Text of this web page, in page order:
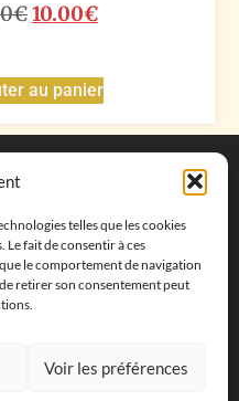
telles que les cookies
fait de consentir à ces
le comportement de navigation
retirer son consentement peut
Voir les préférences
€10.00€
au panier
France